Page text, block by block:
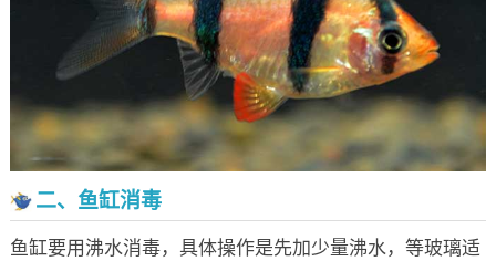
二、鱼缸消毒
鱼缸要用沸水消毒，具体操作是先加少量沸水，等玻璃适